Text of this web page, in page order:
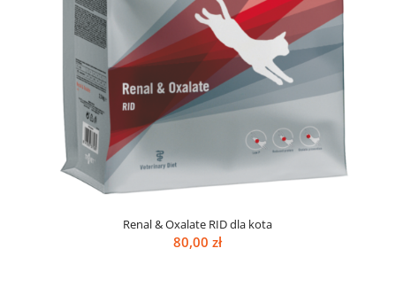
Renal & Oxalate RID dla kota
80,00zł